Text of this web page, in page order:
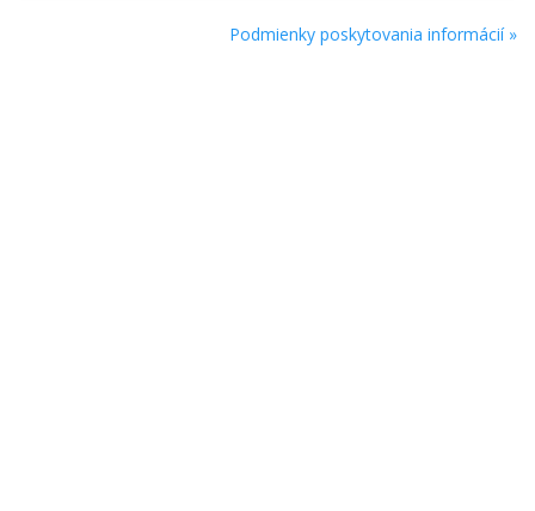
Podmienky poskytovania informácií »